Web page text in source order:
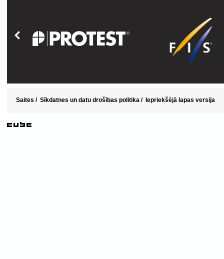
Saites / Sīkdatnes un datu drošības politika / Iepriekšējā lapas versija